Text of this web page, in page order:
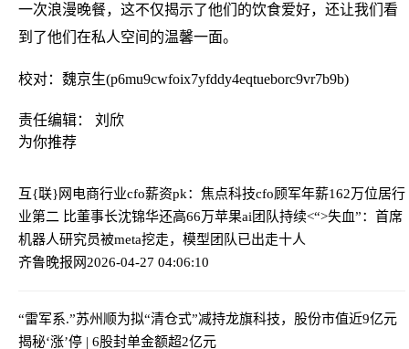
一次浪漫晚餐，这不仅揭示了他们的饮食爱好，还让我们看
到了他们在私人空间的温馨一面。
校对：魏京生(p6mu9cwfoix7yfddy4eqtueborc9vr7b9b)
责任编辑： 刘欣
为你推荐
互{联}网电商行业cfo薪资pk：焦点科技cfo顾军年薪162万位居行
业第二 比董事长沈锦华还高66万苹果ai团队持续<“>失血”：首席
机器人研究员被meta挖走，模型团队已出走十人
齐鲁晚报网2026-04-27 04:06:10
“雷军系.”苏州顺为拟“清仓式”减持龙旗科技，股份市值近9亿元
揭秘‘涨’停 | 6股封单金额超2亿元